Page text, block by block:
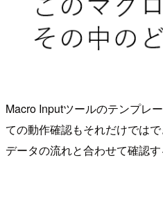
Macro Inputツールのテンプレ
ての動作確認もそれだけでは
データの流れと合わせて確認す